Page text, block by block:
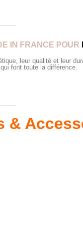
IN FRANCE POUR
leur qualité et leur
font toute la différence.
&